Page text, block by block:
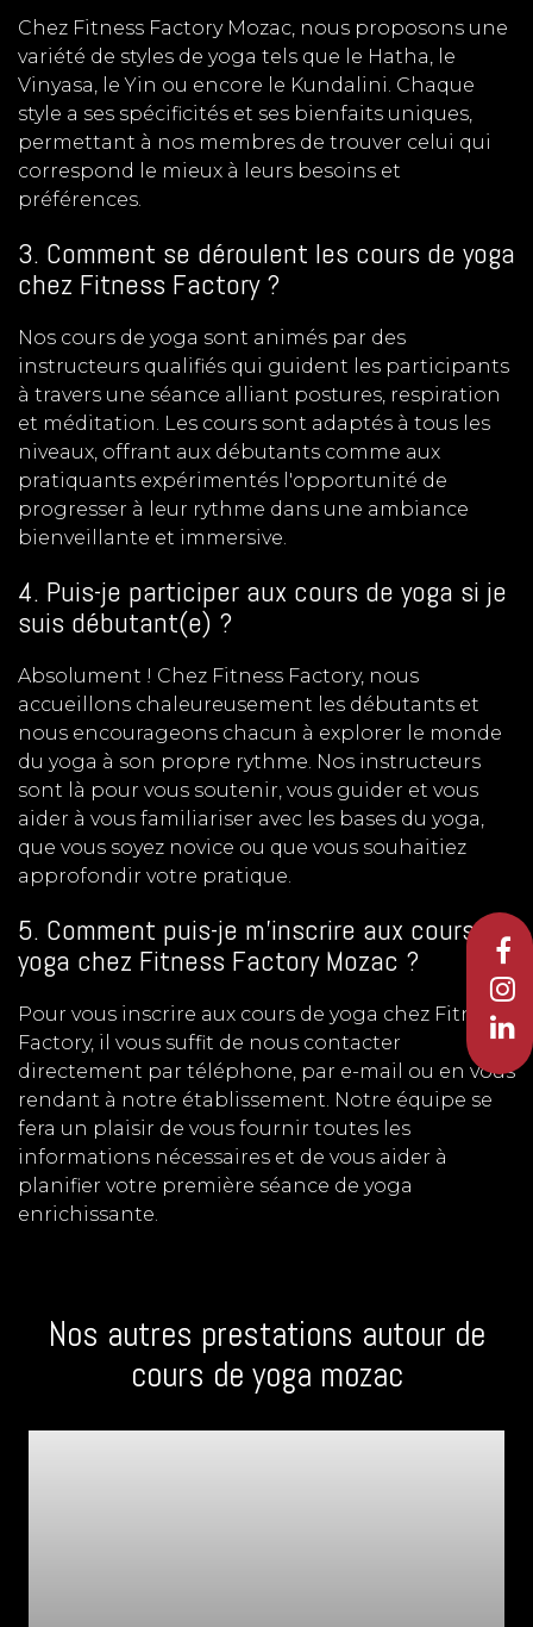
Chez Fitness Factory Mozac, nous proposons une
variété de styles de yoga tels que le Hatha, le
Vinyasa, le Yin ou encore le Kundalini. Chaque
style a ses spécificités et ses bienfaits uniques,
permettant à nos membres de trouver celui qui
correspond le mieux à leurs besoins et
préférences.
3. Comment se déroulent les cours de yoga
chez Fitness Factory ?
Nos cours de yoga sont animés par des
instructeurs qualifiés qui guident les participants
à travers une séance alliant postures, respiration
et méditation. Les cours sont adaptés à tous les
niveaux, offrant aux débutants comme aux
pratiquants expérimentés l'opportunité de
progresser à leur rythme dans une ambiance
bienveillante et immersive.
4. Puis-je participer aux cours de yoga si je
suis débutant(e) ?
Absolument ! Chez Fitness Factory, nous
accueillons chaleureusement les débutants et
nous encourageons chacun à explorer le monde
du yoga à son propre rythme. Nos instructeurs
sont là pour vous soutenir, vous guider et vous
aider à vous familiariser avec les bases du yoga,
que vous soyez novice ou que vous souhaitiez
approfondir votre pratique.
5. Comment puis-je m'inscrire aux cours de
yoga chez Fitness Factory Mozac ?
Pour vous inscrire aux cours de yoga chez Fitness
Factory, il vous suffit de nous contacter
directement par téléphone, par e-mail ou en vous
rendant à notre établissement. Notre équipe se
fera un plaisir de vous fournir toutes les
informations nécessaires et de vous aider à
planifier votre première séance de yoga
enrichissante.
Nos autres prestations autour de
cours de yoga mozac